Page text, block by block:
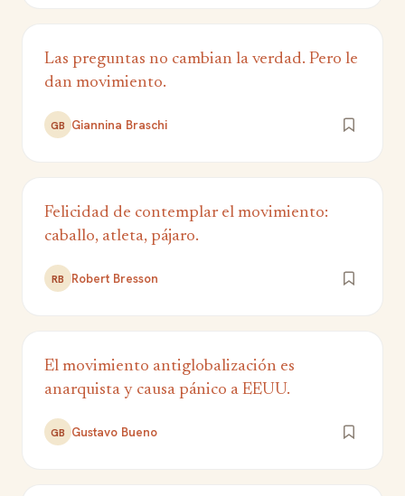
Las preguntas no cambian la verdad. Pero le
dan movimiento.
GB Giannina Braschi
Felicidad de contemplar el movimiento:
caballo, atleta, pájaro.
RB Robert Bresson
El movimiento antiglobalización es
anarquista y causa pánico a EEUU.
GB Gustavo Bueno